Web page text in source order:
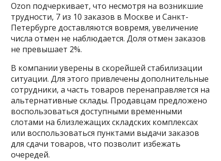
Ozon подчеркивает, что несмотря на возникшие
трудности, 7 из 10 заказов в Москве и Санкт-
Петербурге доставляются вовремя, увеличение
числа отмен не наблюдается. Доля отмен заказов
не превышает 2%.
В компании уверены в скорейшей стабилизации
ситуации. Для этого привлечены дополнительные
сотрудники, а часть товаров перенаправляется на
альтернативные склады. Продавцам предложено
воспользоваться доступными временными
слотами на близлежащих складских комплексах
или воспользоваться пунктами выдачи заказов
для сдачи товаров, что позволит избежать
очередей.